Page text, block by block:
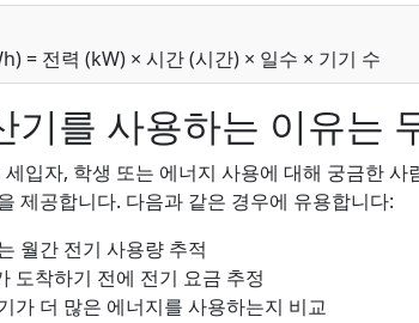
= 전력 (kW) × 시간 (시간) × 일수 × 기기 수
기를 사용하는 이유는
세입자, 학생 또는 에너지 사용에 대해 궁금한
제공합니다. 다음과 같은 경우에 유용합니다:
월간 전기 사용량 추적
도착하기 전에 전기 요금 추정
가 더 많은 에너지를 사용하는지 비교